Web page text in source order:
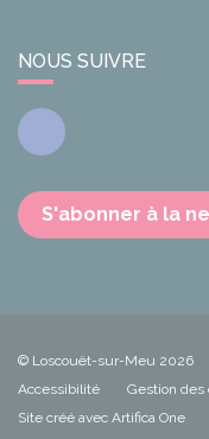
NOUS SUIVRE
Facebook
S'abonner à la
© Loscouët-sur-Meu 2026
Accessibilité
Gestion des
Site créé avec Artifica One